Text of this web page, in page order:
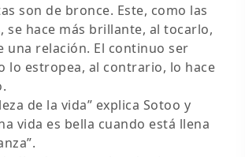
son de bronce. Este, como las
se hace más brillante, al tocarlo,
una relación. El continuo ser
lo estropea, al contrario, lo hace
de la vida” explica Sotoo y
vida es bella cuando está llena